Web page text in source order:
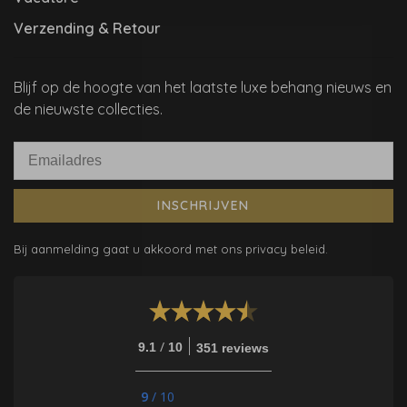
Verzending & Retour
Blijf op de hoogte van het laatste luxe behang nieuws en
de nieuwste collecties.
INSCHRIJVEN
Bij aanmelding gaat u akkoord met ons privacy beleid.
9.1 / 10 351 reviews
9 / 10